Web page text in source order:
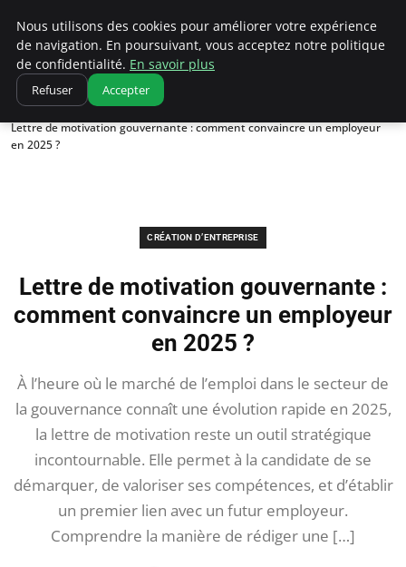
Ultimatefs
Accueil
Création d’entreprise
Lettre de motivation gouvernante : comment convaincre un employeur
en 2025 ?
CRÉATION D’ENTREPRISE
Lettre de motivation gouvernante :
comment convaincre un employeur
en 2025 ?
À l’heure où le marché de l’emploi dans le secteur de
la gouvernance connaît une évolution rapide en 2025,
la lettre de motivation reste un outil stratégique
incontournable. Elle permet à la candidate de se
démarquer, de valoriser ses compétences, et d’établir
un premier lien avec un futur employeur.
Comprendre la manière de rédiger une […]
Nous utilisons des cookies pour améliorer votre expérience
de navigation. En poursuivant, vous acceptez notre politique
de confidentialité. En savoir plus
Refuser Accepter